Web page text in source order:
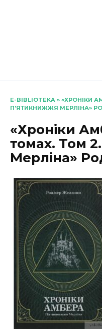
E-BIBLIOTEKA » «ХРОНІКИ
П’ЯТИКНИЖЖЯ МЕРЛІНА»
«Хроніки
томах. Том
Мерліна»